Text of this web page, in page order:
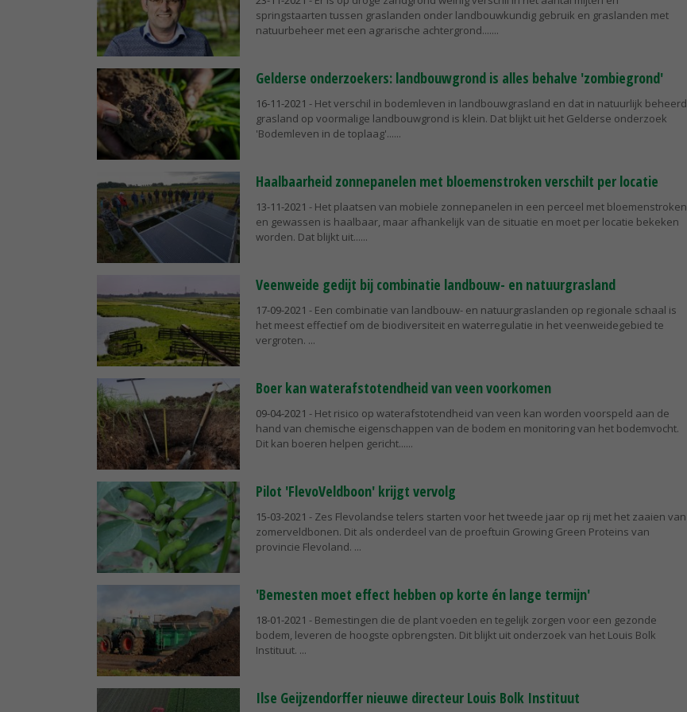
springstaarten tussen graslanden onder landbouwkundig gebruik en graslanden met
natuurbeheer met een agrarische achtergrond....
Gelderse onderzoekers: landbouwgrond is alles behalve 'zombiegrond'
16-11-2021 - Het verschil in bodemleven in landbouwgrasland en dat in natuurlijk beheerd
grasland op voormalige landbouwgrond is klein. Dat blijkt uit het Gelderse onderzoek
'Bodemleven in de toplaag'...
Haalbaarheid zonnepanelen met bloemenstroken verschilt per locatie
13-11-2021 - Het plaatsen van mobiele zonnepanelen in een perceel met bloemenstroken
en gewassen is haalbaar, maar afhankelijk van de situatie en moet per locatie bekeken
worden. Dat blijkt uit...
Veenweide gedijt bij combinatie landbouw- en natuurgrasland
17-09-2021 - Een combinatie van landbouw- en natuurgraslanden op regionale schaal is
het meest effectief om de biodiversiteit en waterregulatie in het veenweidegebied te
vergroten.
Boer kan waterafstotendheid van veen voorkomen
09-04-2021 - Het risico op waterafstotendheid van veen kan worden voorspeld aan de
hand van chemische eigenschappen van de bodem en monitoring van het bodemvocht.
Dit kan boeren helpen gericht...
Pilot 'FlevoVeldboon' krijgt vervolg
15-03-2021 - Zes Flevolandse telers starten voor het tweede jaar op rij met het zaaien van
zomerveldbonen. Dit als onderdeel van de proeftuin Growing Green Proteins van
provincie Flevoland.
'Bemesten moet effect hebben op korte én lange termijn'
18-01-2021 - Bemestingen die de plant voeden en tegelijk zorgen voor een gezonde
bodem, leveren de hoogste opbrengsten. Dit blijkt uit onderzoek van het Louis Bolk
Instituut.
Ilse Geijzendorffer nieuwe directeur Louis Bolk Instituut